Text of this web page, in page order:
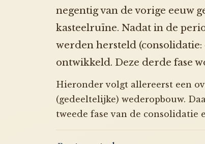
negentig van de vorige eeuw
kasteelruïne. Nadat in de
werden hersteld
ontwikkeld. Deze derde fase
Hieronder volgt allereerst een
(gedeeltelijke) wederopbouw.
tweede fase van de consolidatie